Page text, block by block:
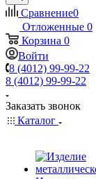
Сравнение0
Отложенные 0
Корзина 0
Войти
8 (4012) 99-99-22
8 (4012) 99-99-22
Заказать звонок
Каталог